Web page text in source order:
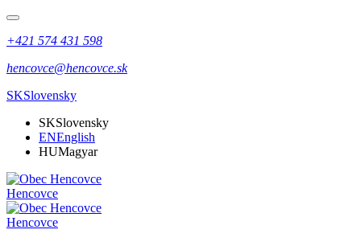
+421 574 431 598
hencovce@hencovce.sk
SKSlovensky
SKSlovensky
ENEnglish
HUMagyar
Hencovce
Hencovce